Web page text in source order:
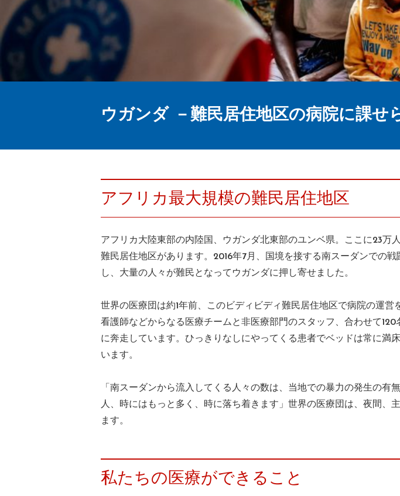
ウガンダ －難民居住地区の病院に課せ
アフリカ最大規模の難民居住地区
アフリカ大陸東部の内陸国、ウガンダ北東部のユンベ県。ここに23万
難民居住地区があります。2016年7月、国境を接する南スーダンでの
し、大量の人々が難民となってウガンダに押し寄せました。
世界の医療団は約1年前、このビディビディ難民居住地区で病院の運営
看護師などからなる医療チームと非医療部門のスタッフ、合わせて120
に奔走しています。ひっきりなしにやってくる患者でベッドは常に満
います。
「南スーダンから流入してくる人々の数は、当地での暴力の発生の
人、時にはもっと多く、時に落ち着きます」世界の医療団は、夜間
ます。
私たちの医療ができること